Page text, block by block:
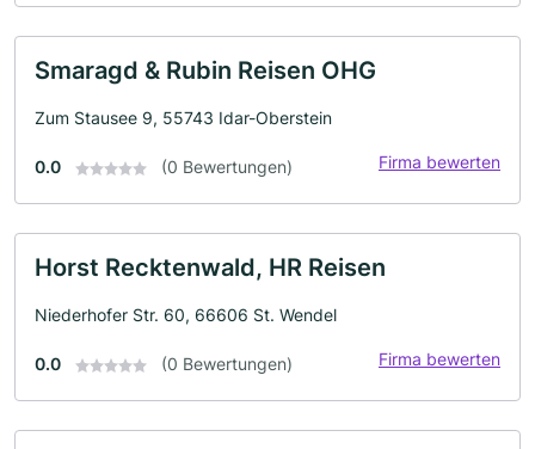
Smaragd & Rubin Reisen OHG
Zum Stausee 9, 55743 Idar-Oberstein
0.0 (0 Bewertungen) Firma bewerten
Horst Recktenwald, HR Reisen
Niederhofer Str. 60, 66606 St. Wendel
0.0 (0 Bewertungen) Firma bewerten